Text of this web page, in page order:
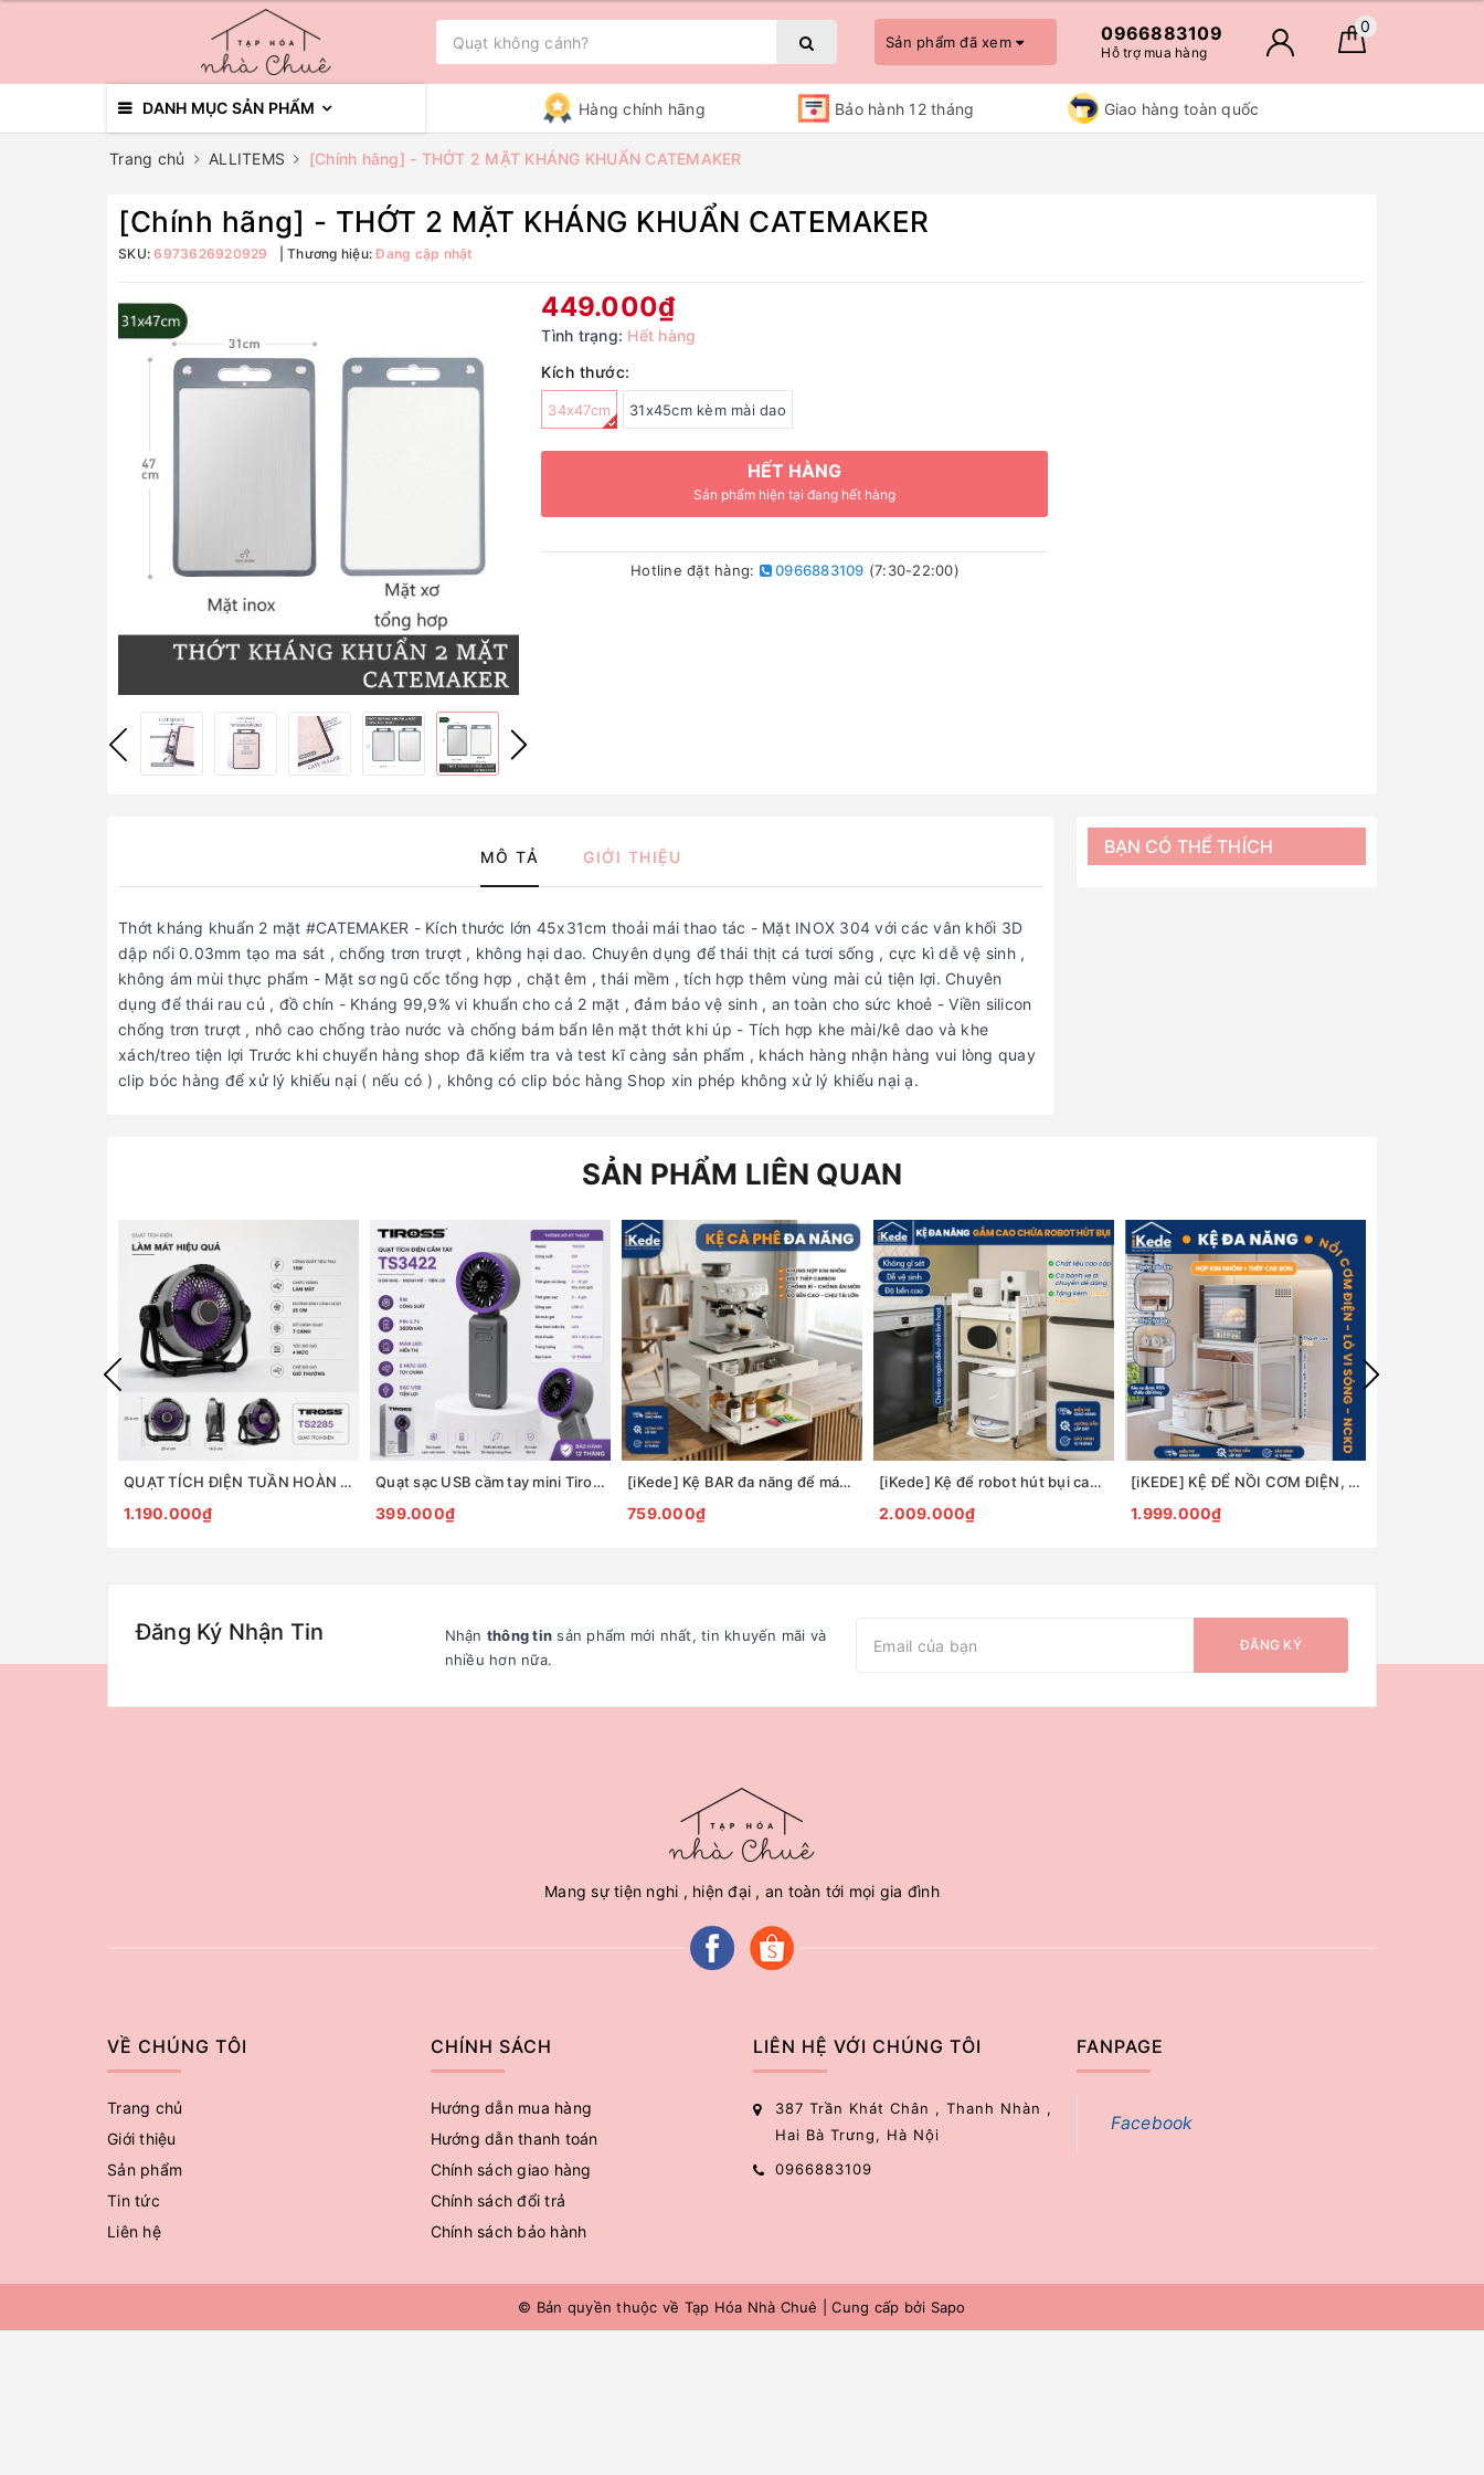
Sản phẩm đã xem 0966883109
Hỗ trợ mua hàng
0
DANH MỤC SẢN PHẨM Hàng chính hãng Bảo hành 12 tháng Giao hàng toàn quốc
Trang chủ ALLITEMS [Chính hãng] - THỚT 2 MẶT KHÁNG KHUẨN CATEMAKER
[Chính hãng] - THỚT 2 MẶT KHÁNG KHUẨN CATEMAKER
SKU:6973626920929 Thương hiệu:Đang cập nhật
449.000₫
Tình trạng: Hết hàng
Kích thước:
34x47cm 31x45cm kèm mài dao
HẾT HÀNG
Sản phẩm hiện tại đang hết hàng
Hotline đặt hàng: 0966883109 (7:30-22:00)
MÔ TẢ GIỚI THIỆU
Thớt kháng khuẩn 2 mặt #CATEMAKER - Kích thước lớn 45x31cm thoải mái thao tác - Mặt INOX 304 với các vân khối 3D
dập nổi 0.03mm tạo ma sát , chống trơn trượt , không hại dao. Chuyên dụng để thái thịt cá tươi sống , cực kì dễ vệ sinh ,
không ám mùi thực phẩm - Mặt sơ ngũ cốc tổng hợp , chặt êm , thái mềm , tích hợp thêm vùng mài củ tiện lợi. Chuyên
dụng để thái rau củ , đồ chín - Kháng 99,9% vi khuẩn cho cả 2 mặt , đảm bảo vệ sinh , an toàn cho sức khoẻ - Viền silicon
chống trơn trượt , nhô cao chống trào nước và chống bám bẩn lên mặt thớt khi úp - Tích hợp khe mài/kê dao và khe
xách/treo tiện lợi Trước khi chuyển hàng shop đã kiểm tra và test kĩ càng sản phẩm , khách hàng nhận hàng vui lòng quay
clip bóc hàng để xử lý khiếu nại ( nếu có ) , không có clip bóc hàng Shop xin phép không xử lý khiếu nại ạ.
BẠN CÓ THỂ THÍCH
SẢN PHẨM LIÊN QUAN
QUẠT TÍCH ĐIỆN TUẦN HOÀN ĐỂ BÀN TIROSS TS2285
1.190.000₫
Quạt sạc USB cầm tay mini Tiross TS3422
399.000₫
[iKede] Kệ BAR đa năng để máy pha cà phê, máy in hai tầng có ngăn kéo và khay trượt tiện lợi
759.000₫
[iKede] Kệ để robot hút bụi cao tầng Kệ lò vi sóng Kệ lò nướng khung hợp kim nhôm ngăn chia nâng hạ
2.009.000₫
[iKEDE] KỆ ĐỂ NỒI CƠM ĐIỆN, LÒ VIBA 2 TẦNG KHAY TRƯỢT, NGĂN KÉO CAO CẤP KỆ BẾP THÔNG MINH
1.999.000₫
Đăng Ký Nhận Tin Nhận thông tin sản phẩm mới nhất, tin khuyến mãi và
nhiều hơn nữa.
ĐĂNG KÝ
Mang sự tiện nghi , hiện đại , an toàn tới mọi gia đình
VỀ CHÚNG TÔI
Trang chủ
Giới thiệu
Sản phẩm
Tin tức
Liên hệ
CHÍNH SÁCH
Hướng dẫn mua hàng
Hướng dẫn thanh toán
Chính sách giao hàng
Chính sách đổi trả
Chính sách bảo hành
LIÊN HỆ VỚI CHÚNG TÔI
387 Trần Khát Chân , Thanh Nhàn ,
Hai Bà Trưng, Hà Nội
0966883109
FANPAGE
Facebook
© Bản quyền thuộc về Tạp Hóa Nhà Chuê Cung cấp bởi Sapo